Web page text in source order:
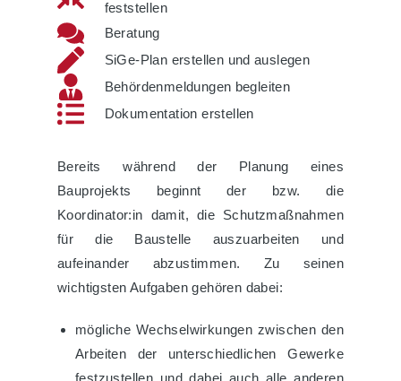
feststellen
Beratung
SiGe-Plan erstellen und auslegen
Behördenmeldungen begleiten
Dokumentation erstellen
Bereits während der Planung eines
Bauprojekts beginnt der bzw. die
Koordinator:in damit, die Schutzmaßnahmen
für die Baustelle auszuarbeiten und
aufeinander abzustimmen. Zu seinen
wichtigsten Aufgaben gehören dabei:
mögliche Wechselwirkungen zwischen den
Arbeiten der unterschiedlichen Gewerke
festzustellen und dabei auch alle anderen